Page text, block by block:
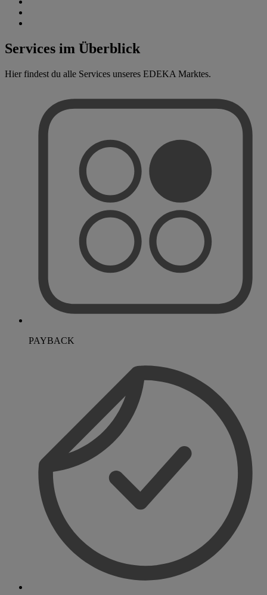
Services im Überblick
Hier findest du alle Services unseres EDEKA Marktes.
PAYBACK